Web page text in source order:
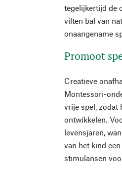
tegelijkertijd de
vilten bal van
onaangename
Promoot
Creatieve
Montessori-
vrije spel, zodat
ontwikkelen.
levensjaren,
van het kind
stimulansen